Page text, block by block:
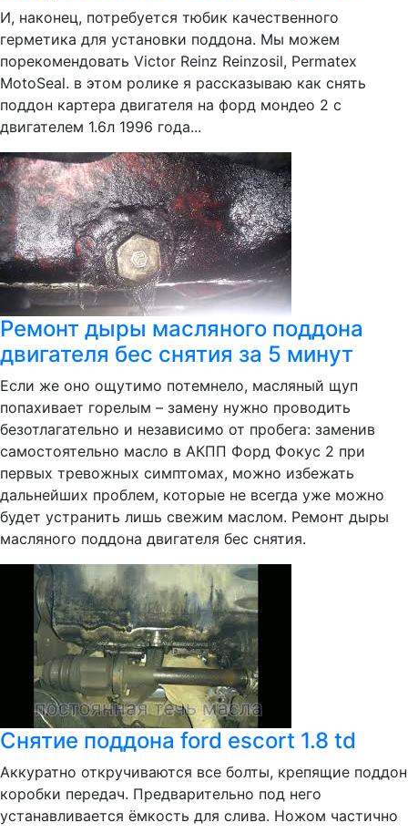
И, наконец, потребуется тюбик качественного
герметика для установки поддона. Мы можем
порекомендовать Victor Reinz Reinzosil, Permatex
MotoSeal. в этом ролике я рассказываю как снять
поддон картера двигателя на форд мондео 2 с
двигателем 1.6л 1996 года...
Ремонт дыры масляного поддона
двигателя бес снятия за 5 минут
Если же оно ощутимо потемнело, масляный щуп
попахивает горелым – замену нужно проводить
безотлагательно и независимо от пробега: заменив
самостоятельно масло в АКПП Форд Фокус 2 при
первых тревожных симптомах, можно избежать
дальнейших проблем, которые не всегда уже можно
будет устранить лишь свежим маслом. Ремонт дыры
масляного поддона двигателя бес снятия.
Снятие поддона ford escort 1.8 td
Аккуратно откручиваются все болты, крепящие поддон
коробки передач. Предварительно под него
устанавливается ёмкость для слива. Ножом частично